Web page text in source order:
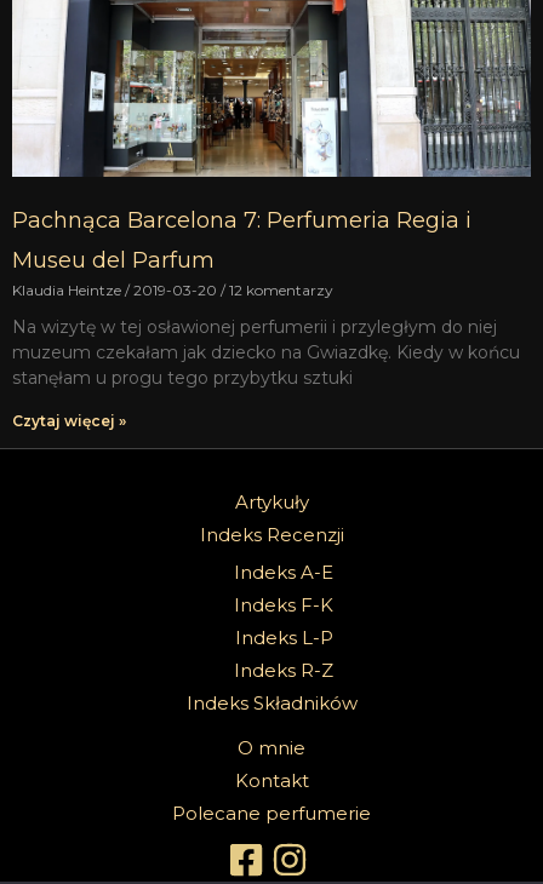
Pachnąca Barcelona 7: Perfumeria Regia i
Museu del Parfum
Klaudia Heintze 2019-03-20 12 komentarzy
Na wizytę w tej osławionej perfumerii i przyległym do niej
muzeum czekałam jak dziecko na Gwiazdkę. Kiedy w końcu
stanęłam u progu tego przybytku sztuki
Czytaj więcej »
Artykuły
Indeks Recenzji
Indeks A-E
Indeks F-K
Indeks L-P
Indeks R-Z
Indeks Składników
O mnie
Kontakt
Polecane perfumerie